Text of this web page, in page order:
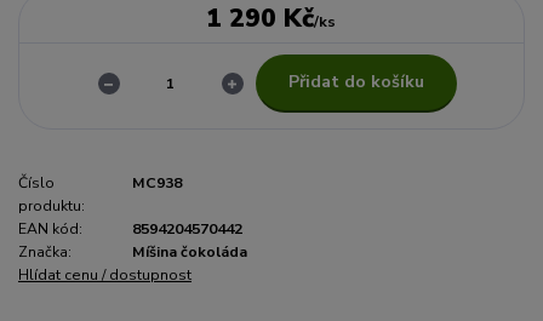
1 290 Kč/ks
Přidat do košíku
Číslo
produktu:
MC938
EAN kód:
8594204570442
Značka:
Míšina čokoláda
Hlídat cenu / dostupnost